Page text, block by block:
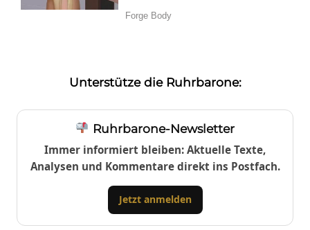
Unterstütze die Ruhrbarone:
Ruhrbarone-Newsletter
Immer informiert bleiben: Aktuelle Texte,
Analysen und Kommentare direkt ins Postfach.
Jetzt anmelden